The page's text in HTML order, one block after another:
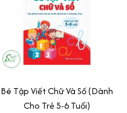
Bé Tập Viết Chữ Và Số (Dành
Cho Trẻ 5-6 Tuổi)